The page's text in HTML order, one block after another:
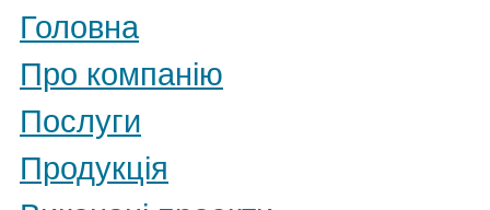
Головна
Про компанію
Послуги
Продукція